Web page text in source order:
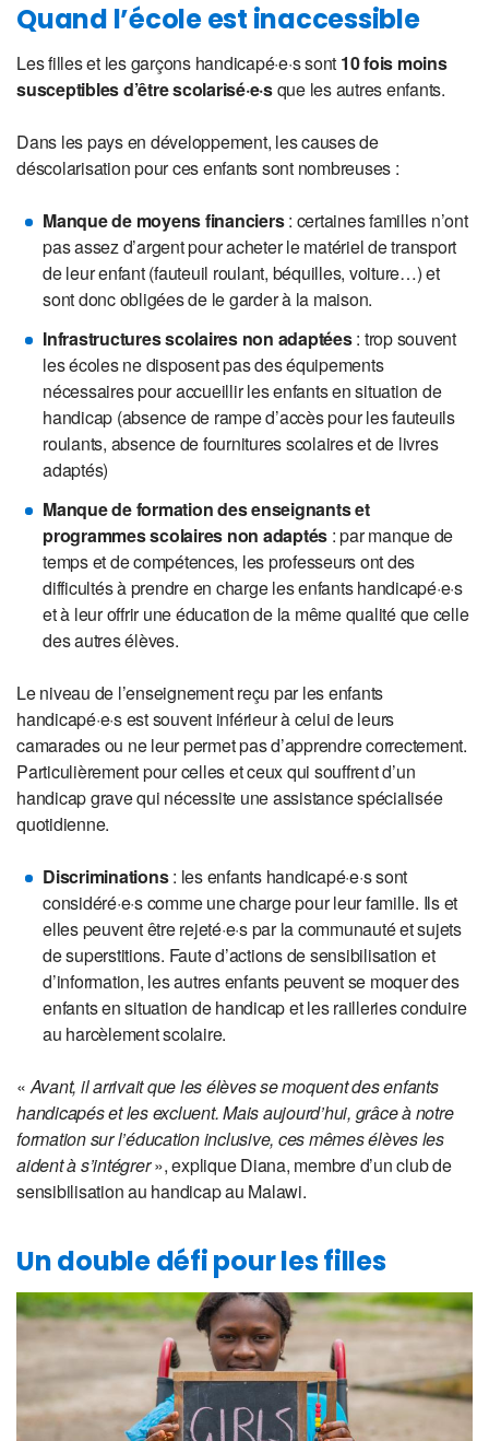
Quand l’école est inaccessible
Les filles et les garçons handicapé·e·s sont 10 fois moins
susceptibles d’être scolarisé·e·sque les autres enfants.
Dans les pays en développement, les causes de
déscolarisation pour ces enfants sont nombreuses :
Manque de moyens financiers: certaines familles n’ont
pas assez d’argent pour acheter le matériel de transport
de leur enfant (fauteuil roulant, béquilles, voiture…) et
sont donc obligées de le garder à la maison.
Infrastructures scolaires non adaptées: trop souvent
les écoles ne disposent pas des équipements
nécessaires pour accueillir les enfants en situation de
handicap (absence de rampe d’accès pour les fauteuils
roulants, absence de fournitures scolaires et de livres
adaptés)
Manque de formation des enseignants et
programmes scolaires non adaptés : par manque de
temps et de compétences, les professeurs ont des
difficultés à prendre en charge les enfants handicapé·e·s
et à leur offrir une éducation de la même qualité que celle
des autres élèves.
Le niveau de l’enseignement reçu par les enfants
handicapé·e·s est souvent inférieur à celui de leurs
camarades ou ne leur permet pas d’apprendre correctement.
Particulièrement pour celles et ceux qui souffrent d’un
handicap grave qui nécessite une assistance spécialisée
quotidienne.
Discriminations: les enfants handicapé·e·s sont
considéré·e·s comme une charge pour leur famille. Ils et
elles peuvent être rejeté·e·s par la communauté et sujets
de superstitions. Faute d’actions de sensibilisation et
d’information, les autres enfants peuvent se moquer des
enfants en situation de handicap et les railleries conduire
au harcèlement scolaire.
«Avant, il arrivait que les élèves se moquent des enfants
handicapés et les excluent. Mais aujourd’hui, grâce à notre
formation sur l’éducation inclusive, ces mêmes élèves les
aident à s’intégrer», explique Diana, membre d’un club de
sensibilisation au handicap au Malawi.
Un double défi pour les filles